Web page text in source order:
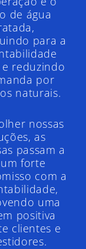
de água
para a
reduzindo
por
naturais.
nossas
as
passam a
forte
com a
uma
positiva
clientes e